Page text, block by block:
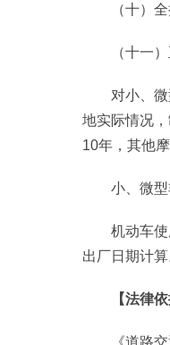
（十）
（十一
对小、
地实际情况
10年，其他
小、微
机动车
出厂日期计算
【法律依